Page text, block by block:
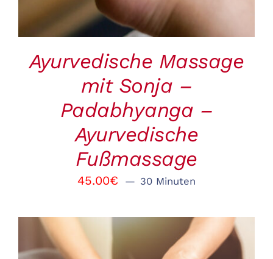
Ayurvedische Massage
mit Sonja –
Padabhyanga –
Ayurvedische
Fußmassage
45.00€ 30 Minuten